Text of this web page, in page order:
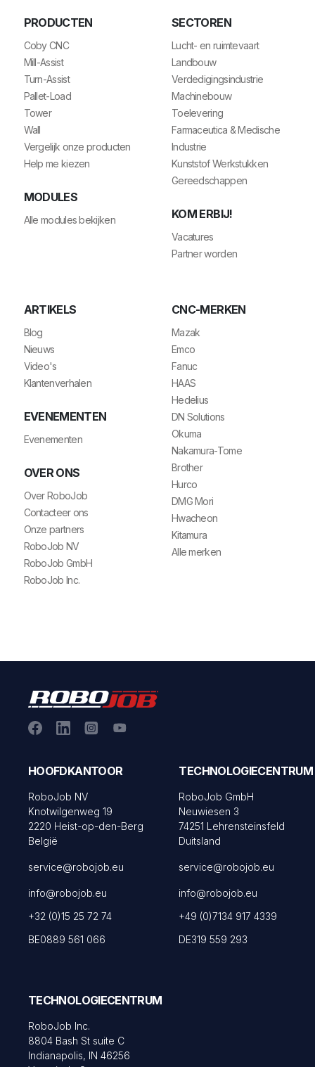
PRODUCTEN
Coby CNC
Mill-Assist
Turn-Assist
Pallet-Load
Tower
Wall
Vergelijk onze producten
Help me kiezen
MODULES
Alle modules bekijken
SECTOREN
Lucht- en ruimtevaart
Landbouw
Verdedigingsindustrie
Machinebouw
Toelevering
Farmaceutica & Medische
Industrie
Kunststof Werkstukken
Gereedschappen
KOM ERBIJ!
Vacatures
Partner worden
ARTIKELS
Blog
Nieuws
Video's
Klantenverhalen
EVENEMENTEN
Evenementen
OVER ONS
Over RoboJob
Contacteer ons
Onze partners
RoboJob NV
RoboJob GmbH
RoboJob Inc.
CNC-MERKEN
Mazak
Emco
Fanuc
HAAS
Hedelius
DN Solutions
Okuma
Nakamura-Tome
Brother
Hurco
DMG Mori
Hwacheon
Kitamura
Alle merken
HOOFDKANTOOR
RoboJob NV
Knotwilgenweg 19
2220 Heist-op-den-Berg
België
service@robojob.eu
info@robojob.eu
+32 (0)15 25 72 74
BE0889 561 066
TECHNOLOGIECENTRUM
RoboJob GmbH
Neuwiesen 3
74251 Lehrensteinsfeld
Duitsland
service@robojob.eu
info@robojob.eu
+49 (0)7134 917 4339
DE319 559 293
TECHNOLOGIECENTRUM
RoboJob Inc.
8804 Bash St suite C
Indianapolis, IN 46256